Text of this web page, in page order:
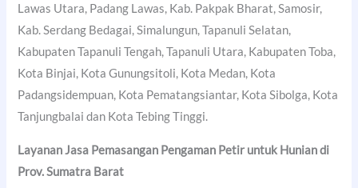
Lawas Utara, Padang Lawas, Kab. Pakpak Bharat, Samosir,
Kab. Serdang Bedagai, Simalungun, Tapanuli Selatan,
Kabupaten Tapanuli Tengah, Tapanuli Utara, Kabupaten Toba,
Kota Binjai, Kota Gunungsitoli, Kota Medan, Kota
Padangsidempuan, Kota Pematangsiantar, Kota Sibolga, Kota
Tanjungbalai dan Kota Tebing Tinggi.
Layanan Jasa Pemasangan Pengaman Petir untuk Hunian di
Prov. Sumatra Barat